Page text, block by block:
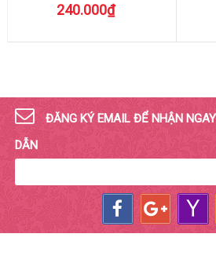
240.000₫
ĐĂNG KÝ EMAIL ĐỂ NHẬN
DẪN